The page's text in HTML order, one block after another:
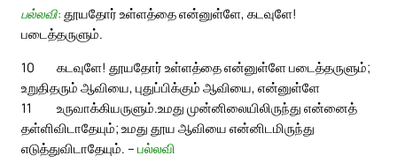
பல்லவி: தூயதோர் உள்ளத்தை என்னுள்ளே, கடவுளே!
படைத்தருளும்.
10
கடவுளே! தூயதோர் உள்ளத்தை என்னுள்ளே படைத்தருளும்;
உறுதிதரும் ஆவியை, புதுப்பிக்கும் ஆவியை, என்னுள்ளே
உருவாக்கியருளும்.
11
உமது முன்னிலையிலிருந்து என்னைத்
தள்ளிவிடாதேயும்; உமது தூய ஆவியை என்னிடமிருந்து
எடுத்துவிடாதேயும். – பல்லவி